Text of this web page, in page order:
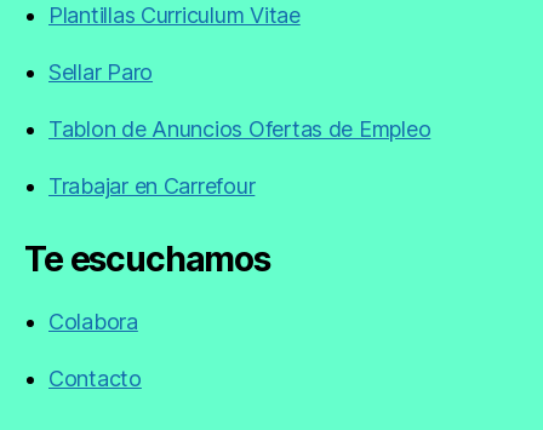
Plantillas Curriculum Vitae
Sellar Paro
Tablon de Anuncios Ofertas de Empleo
Trabajar en Carrefour
Te escuchamos
Colabora
Contacto